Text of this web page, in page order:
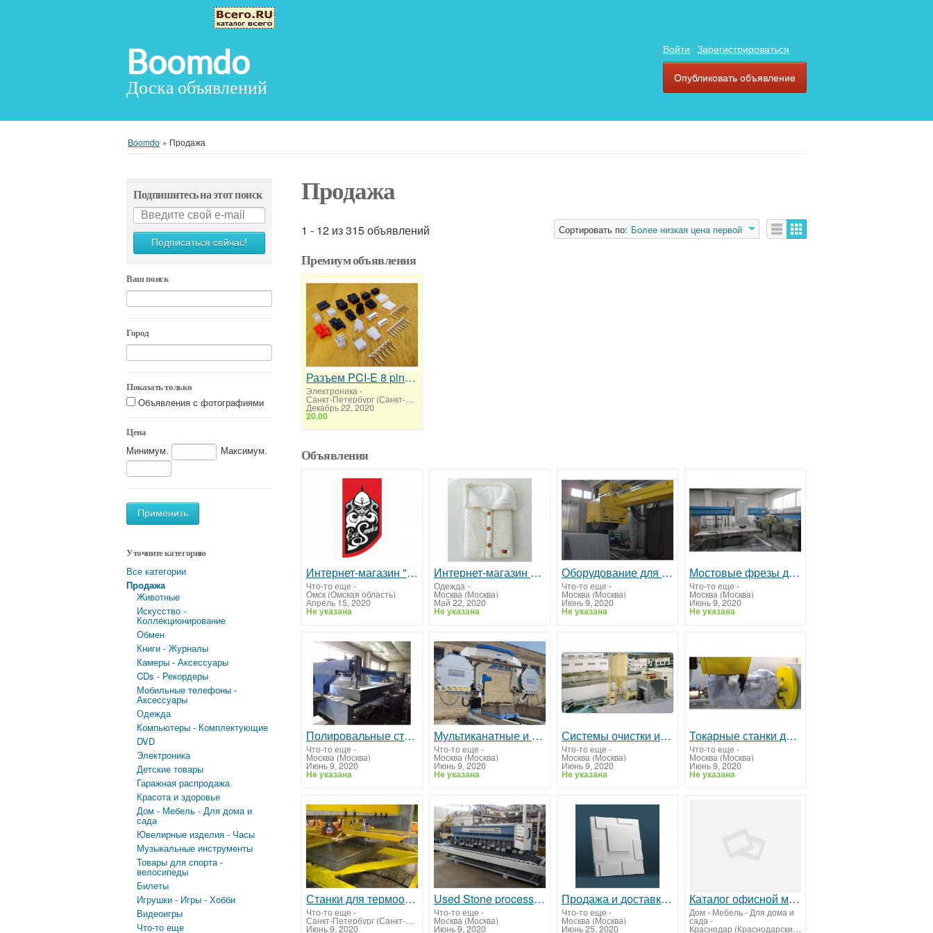
Boomdo
Доска объявлений
Войти Зарегистрироваться
Опубликовать объявление
Boomdo » Продажа
Подпишитесь на этот поиск
Подписаться сейчас!
Ваш поиск
Город
Показать только
Объявления с фотографиями
Цена
Минимум. Максимум.
Применить
Уточните категорию
Все категории
Продажа
Животные
Искусство -
Коллекционирование
Обмен
Книги - Журналы
Камеры - Аксессуары
CDs - Рекордеры
Мобильные телефоны -
Аксессуары
Одежда
Компьютеры - Комплектующие
DVD
Электроника
Детские товары
Гаражная распродажа
Красота и здоровье
Дом - Мебель - Для дома и
сада
Ювелирные изделия - Часы
Музыкальные инструменты
Товары для спорта -
велосипеды
Билеты
Игрушки - Игры - Хобби
Видеоигры
Что-то еще
Продажа
1 - 12 из 315 объявлений Сортировать по: Более низкая цена первой
Премиум объявления
Разъем PCI-E 8 pin 6 pin 5557 5559 Molex SATA
Электроника-
Санкт-Петербург (Санкт-Петербург)
Декабрь 22, 2020
20.00
Объявления
Интернет-магазин "Ecosmoke"
Что-то еще -
Омск (Омская область)
Апрель 15, 2020
Не указана
Интернет-магазин вязаной одежды LLOOM
Одежда-
Москва (Москва)
Май 22, 2020
Не указана
Оборудование для обработки камня
Что-то еще -
Москва (Москва)
Июнь 9, 2020
Не указана
Мостовые фрезы для обработки камня
Что-то еще -
Москва (Москва)
Июнь 9, 2020
Не указана
Полировальные станки и линии для гранита и мрамора
Что-то еще -
Москва (Москва)
Июнь 9, 2020
Не указана
Мультиканатные и моноканатные станки
Что-то еще -
Москва (Москва)
Июнь 9, 2020
Не указана
Системы очистки и рециркуляции воды
Что-то еще -
Москва (Москва)
Июнь 9, 2020
Не указана
Токарные станки для камнеобработки
Что-то еще -
Москва (Москва)
Июнь 9, 2020
Не указана
Станки для термообработки, бучардирования
Что-то еще -
Санкт-Петербург (Санкт-Петербург)
Июнь 9, 2020
Used Stone processing equipment
Что-то еще -
Москва (Москва)
Июнь 9, 2020
Продажа и доставка Декоративной плитки, 3D панели, 3D перегородки.
Что-то еще -
Москва (Москва)
Июнь 25, 2020
Каталог офисной мебели
Дом - Мебель - Для дома и
сада-
Краснодар (Краснодарский край)